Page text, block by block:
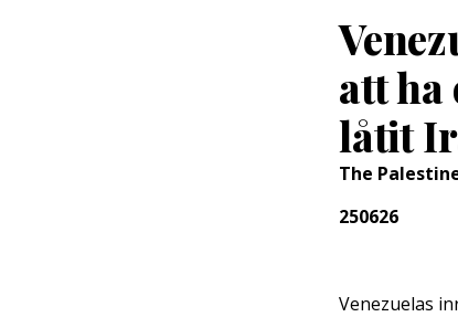
att ha
låtit
The
250626
Venezuelas